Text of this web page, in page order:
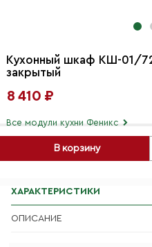
Кухонный шкаф КШ-01/
закрытый
8 410 ₽
В корзину
Все модули кухни Феникс
ХАРАКТЕРИСТИКИ
ОПИСАНИЕ